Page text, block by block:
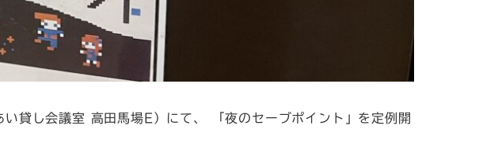
し会議室 高田馬場E）にて、 「夜のセーブポイント」を定例開